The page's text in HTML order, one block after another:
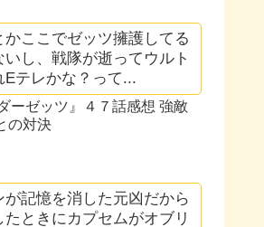
かここでゼッツ擁護してる
いし、戦隊が逝ってウルト
Eテレかな？って...
ーゼッツ』４７話感想 強敵
の対決
が記憶を消した元凶だから
ときにカプセムがオブリ